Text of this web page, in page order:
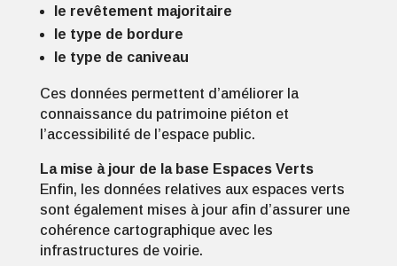
le revêtement majoritaire
le type de bordure
le type de caniveau
Ces données permettent d’améliorer la
connaissance du patrimoine piéton et
l’accessibilité de l’espace public.
La mise à jour de la base Espaces Verts
Enfin, les données relatives aux espaces verts
sont également mises à jour afin d’assurer une
cohérence cartographique avec les
infrastructures de voirie.